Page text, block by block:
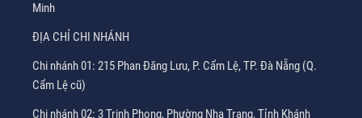
Minh
ĐỊA CHỈ CHI NHÁNH
Chi nhánh 01: 215 Phan Đăng Lưu, P. Cẩm Lệ, TP. Đà Nẵng (Q.
Cẩm Lệ cũ)
Chi nhánh 02: 3 Trịnh Phong, Phường Nha Trang, Tỉnh Khánh